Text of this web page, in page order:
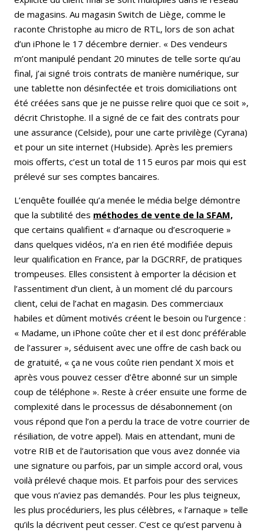
de magasins. Au magasin Switch de Liège, comme le
raconte Christophe au micro de RTL, lors de son achat
d’un iPhone le 17 décembre dernier. « Des vendeurs
m’ont manipulé pendant 20 minutes de telle sorte qu’au
final, j’ai signé trois contrats de manière numérique, sur
une tablette non désinfectée et trois domiciliations ont
été créées sans que je ne puisse relire quoi que ce soit »,
décrit Christophe. Il a signé de ce fait des contrats pour
une assurance (Celside), pour une carte privilège (Cyrana)
et pour un site internet (Hubside). Après les premiers
mois offerts, c’est un total de 115 euros par mois qui est
prélevé sur ses comptes bancaires.
L’enquête fouillée qu’a menée le média belge démontre
que la subtilité des méthodes de vente de la SFAM,
que certains qualifient « d’arnaque ou d’escroquerie »
dans quelques vidéos, n’a en rien été modifiée depuis
leur qualification en France, par la DGCRRF, de pratiques
trompeuses. Elles consistent à emporter la décision et
l’assentiment d’un client, à un moment clé du parcours
client, celui de l’achat en magasin. Des commerciaux
habiles et dûment motivés créent le besoin ou l’urgence :
« Madame, un iPhone coûte cher et il est donc préférable
de l’assurer », séduisent avec une offre de cash back ou
de gratuité, « ça ne vous coûte rien pendant X mois et
après vous pouvez cesser d’être abonné sur un simple
coup de téléphone ». Reste à créer ensuite une forme de
complexité dans le processus de désabonnement (on
vous répond que l’on a perdu la trace de votre courrier de
résiliation, de votre appel). Mais en attendant, muni de
votre RIB et de l’autorisation que vous avez donnée via
une signature ou parfois, par un simple accord oral, vous
voilà prélevé chaque mois. Et parfois pour des services
que vous n’aviez pas demandés. Pour les plus teigneux,
les plus procéduriers, les plus célèbres, « l’arnaque » telle
qu’ils la décrivent peut cesser. C’est ce qu’est parvenu à